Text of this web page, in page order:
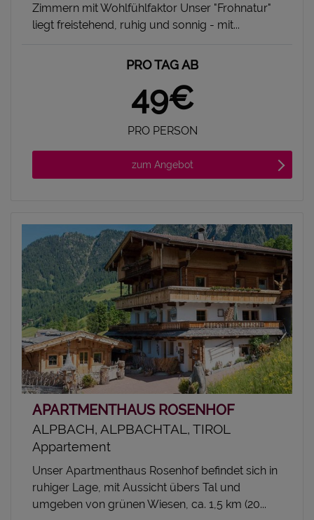
Zimmern mit Wohlfühlfaktor Unser "Frohnatur"
liegt freistehend, ruhig und sonnig - mit...
PRO TAG AB
49€
PRO PERSON
zum Angebot
APARTMENTHAUS ROSENHOF
ALPBACH, ALPBACHTAL, TIROL
Appartement
Unser Apartmenthaus Rosenhof befindet sich in
ruhiger Lage, mit Aussicht übers Tal und
umgeben von grünen Wiesen, ca. 1,5 km (20...